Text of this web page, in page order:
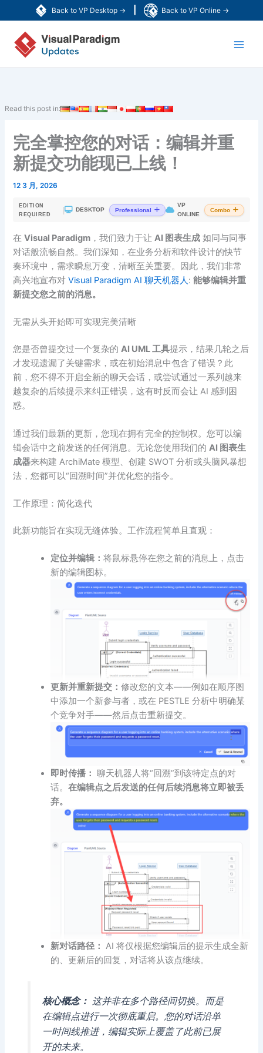
Back to VP Desktop → Back to VP Online →
至
Read this post in:
完全掌控您的对话：编辑并重
新提交功能现已上线！
12 3 月, 2026
EDITION
REQUIRED
DESKTOP Professional
VP
ONLINE
Combo
在Visual Paradigm ，我们致力于让AI 图表生成 如同与同事
对话般流畅自然。我们深知，在业务分析和软件设计的快节
奏环境中，需求瞬息万变，清晰至关重要。因此，我们非常
高兴地宣布对Visual Paradigm AI 聊天机器人:能够编辑并重
新提交您之前的消息。
无需从头开始即可实现完美清晰
您是否曾提交过一个复杂的AI UML 工具提示，结果几轮之后
才发现遗漏了关键需求，或在初始消息中包含了错误？此
前，您不得不开启全新的聊天会话，或尝试通过一系列越来
越复杂的后续提示来纠正错误，这有时反而会让 AI 感到困
惑。
通过我们最新的更新，您现在拥有完全的控制权。您可以编
辑会话中之前发送的任何消息。无论您使用我们的 AI 图表生
成器来构建 ArchiMate 模型、创建 SWOT 分析或头脑风暴想
法，您都可以“回溯时间”并优化您的指令。
工作原理：简化迭代
此新功能旨在实现无缝体验。工作流程简单且直观：
定位并编辑：将鼠标悬停在您之前的消息上，点击
新的编辑图标。
更新并重新提交：修改您的文本——例如在顺序图
中添加一个新参与者，或在 PESTLE 分析中明确某
个竞争对手——然后点击重新提交。
即时传播： 聊天机器人将“回溯”到该特定点的对
话。在编辑点之后发送的任何后续消息将立即被丢
弃。
新对话路径： AI 将仅根据您编辑后的提示生成全新
的、更新后的回复，对话将从该点继续。
核心概念： 这并非在多个路径间切换。而是
在编辑点进行一次彻底重启。您的对话沿单
一时间线推进，编辑实际上覆盖了此前已展
开的未来。